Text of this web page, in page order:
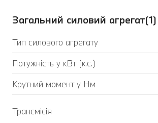
Загальний силовий агрегат(1)
Тип силового агрегату
Потужність у кВт (к.с.)
Крутний момент у Нм
Трансмісія